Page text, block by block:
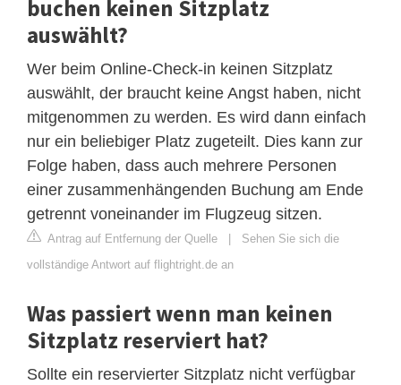
buchen keinen Sitzplatz
auswählt?
Wer beim Online-Check-in keinen Sitzplatz
auswählt, der braucht keine Angst haben, nicht
mitgenommen zu werden. Es wird dann einfach
nur ein beliebiger Platz zugeteilt. Dies kann zur
Folge haben, dass auch mehrere Personen
einer zusammenhängenden Buchung am Ende
getrennt voneinander im Flugzeug sitzen.
Antrag auf Entfernung der Quelle
Sehen Sie sich die
vollständige Antwort auf flightright.de an
Was passiert wenn man keinen
Sitzplatz reserviert hat?
Sollte ein reservierter Sitzplatz nicht verfügbar